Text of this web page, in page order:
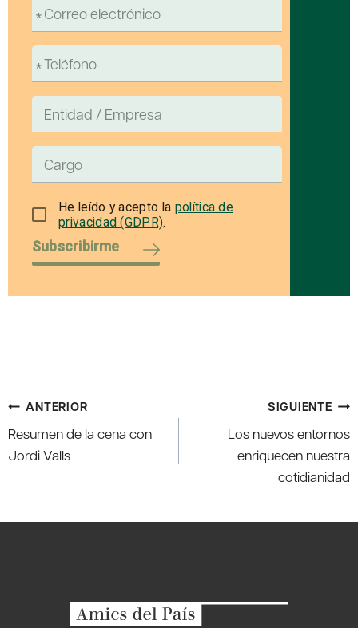
He leído y acepto la política de
privacidad (GDPR).
Subscribirme
Navegación
de
entradas
ANTERIOR
Resumen de la cena con
Jordi Valls
SIGUIENTE
Los nuevos entornos
enriquecen nuestra
cotidianidad